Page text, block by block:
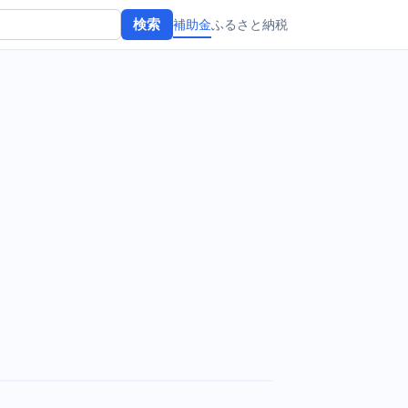
検索 補助金ふるさと納税